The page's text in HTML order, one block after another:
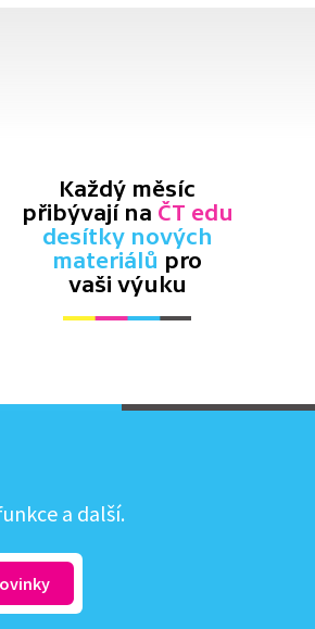
Každý měsíc
přibývají na ČT edu
desítky nových
materiálů pro
vaši výuku
a další.